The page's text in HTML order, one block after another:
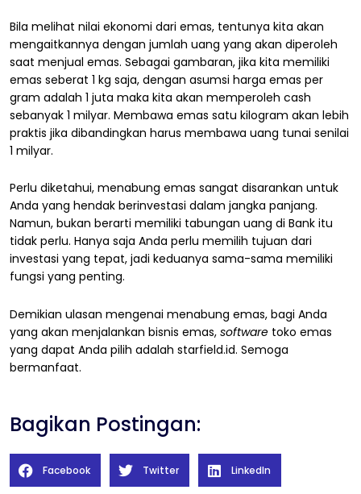
Bila melihat nilai ekonomi dari emas, tentunya kita akan
mengaitkannya dengan jumlah uang yang akan diperoleh
saat menjual emas. Sebagai gambaran, jika kita memiliki
emas seberat 1 kg saja, dengan asumsi harga emas per
gram adalah 1 juta maka kita akan memperoleh cash
sebanyak 1 milyar. Membawa emas satu kilogram akan lebih
praktis jika dibandingkan harus membawa uang tunai senilai
1 milyar.
Perlu diketahui, menabung emas sangat disarankan untuk
Anda yang hendak berinvestasi dalam jangka panjang.
Namun, bukan berarti memiliki tabungan uang di Bank itu
tidak perlu. Hanya saja Anda perlu memilih tujuan dari
investasi yang tepat, jadi keduanya sama-sama memiliki
fungsi yang penting.
Demikian ulasan mengenai menabung emas, bagi Anda
yang akan menjalankan bisnis emas, software toko emas
yang dapat Anda pilih adalah starfield.id. Semoga
bermanfaat.
Bagikan Postingan:
Facebook Twitter LinkedIn